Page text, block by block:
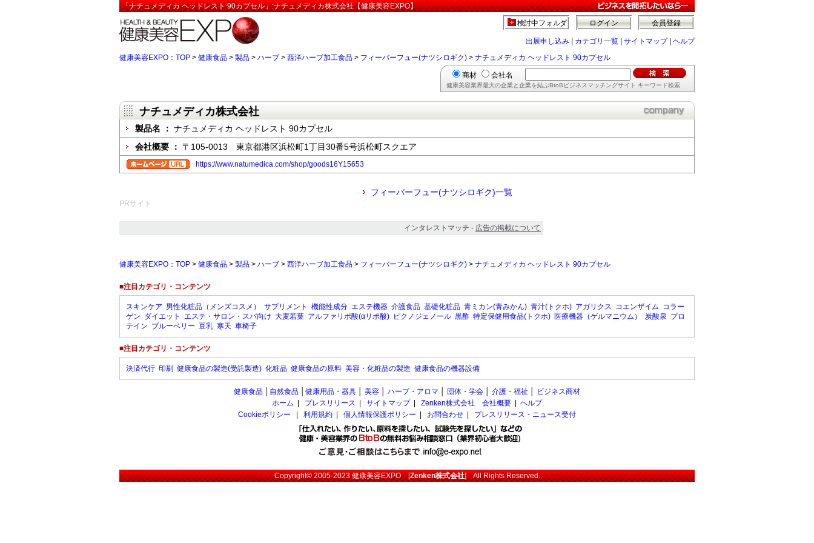
「ナチュメディカ ヘッドレスト 90カプセル」:ナチュメディカ株式会社【健康美容EXPO】
会員登録
ログイン
検討中フォルダ
出展申し込み カテゴリ一覧 サイトマップ| ヘルプ
健康美容EXPO：TOP > 健康食品 > 製品 > ハーブ > 西洋ハーブ加工食品 > フィーバーフュー(ナツシロギク) > ナチュメディカ ヘッドレスト 90カプセル
商材 会社名
健康美容業界最大の企業と企業を結ぶBtoBビジネスマッチングサイト キーワード検索
ナチュメディカ株式会社
製品名 ： ナチュメディカ ヘッドレスト 90カプセル
会社概要 ： 〒105-0013 東京都港区浜松町1丁目30番5号浜松町スクエア
https://www.natumedica.com/shop/goods16Y15653
フィーバーフュー(ナツシロギク)一覧
PRサイト
インタレストマッチ - 広告の掲載について
健康美容EXPO：TOP > 健康食品 > 製品 > ハーブ > 西洋ハーブ加工食品 > フィーバーフュー(ナツシロギク) > ナチュメディカ ヘッドレスト 90カプセル
■注目カテゴリ・コンテンツ
スキンケア 男性化粧品（メンズコスメ） サプリメント 機能性成分 エステ機器 介護食品 基礎化粧品 青ミカン(青みかん) 青汁(トクホ) アガリクス コエンザイム コラー
ゲン ダイエット エステ・サロン・スパ向け 大麦若葉 アルファリポ酸(αリポ酸) ピクノジェノール 黒酢 特定保健用食品(トクホ) 医療機器（ゲルマニウム） 炭酸泉 プロ
テイン ブルーベリー 豆乳 寒天 車椅子
■注目カテゴリ・コンテンツ
決済代行 印刷 健康食品の製造(受託製造) 化粧品 健康食品の原料 美容・化粧品の製造 健康食品の機器設備
健康食品 自然食品 健康用品・器具 美容 ハーブ・アロマ 団体・学会 介護・福祉
ビジネス商材
ホーム
プレスリリース サイトマップ| Zenken株式会社 会社概要
ヘルプ
Cookieポリシー
利用規約 個人情報保護ポリシー お問合わせ プレスリリース・ニュース受付
Copyright© 2005-2023健康美容EXPO[Zenken株式会社] All Rights Reserved.